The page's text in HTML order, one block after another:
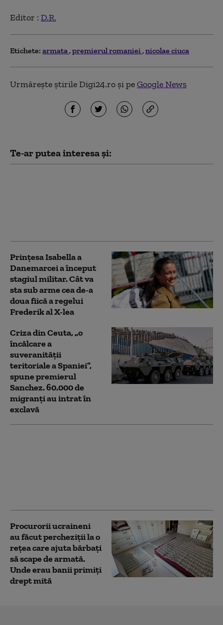
Editor : D.R.
Etichete: armata premierul romaniei nicolae ciuca
Urmărește știrile Digi24.ro și peGoogle News
Te-ar putea interesa și:
Prinţesa Isabella a
Danemarcei a început
stagiul militar. Cât va
sta sub arme cea de-a
doua fiică a regelui
Frederik al X-lea
Criza din Ceuta, „o
încălcare a
suveranității
teritoriale a Spaniei”,
spune premierul
Sanchez. 60.000 de
migranţi au intrat în
exclavă
Procurorii ucraineni
au făcut percheziții la o
rețea care ajuta bărbați
să scape de armată.
Unde erau banii primiți
drept mită